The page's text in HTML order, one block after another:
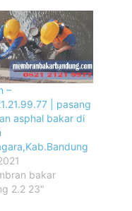
–
| pasang
asphal bakar di
bakar
2.2 23"